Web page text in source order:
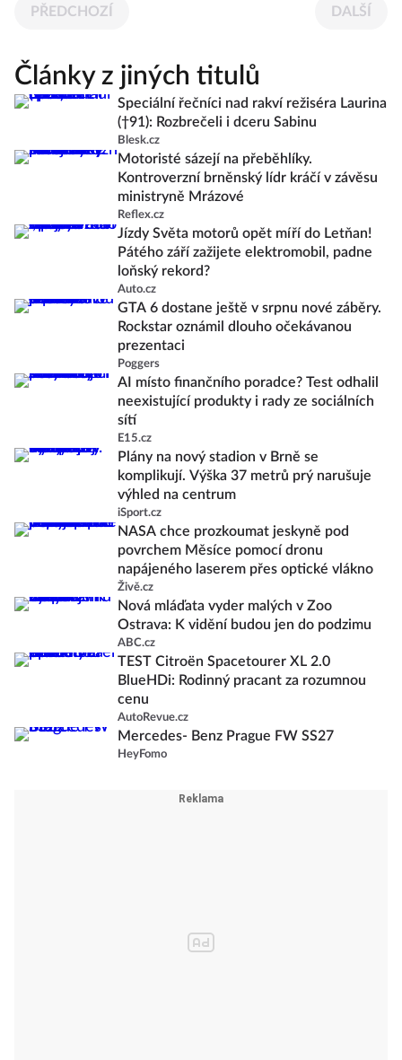
PŘEDCHOZÍ DALŠÍ
Články z jiných titulů
Speciální řečníci nad rakví režiséra Laurina
(†91): Rozbrečeli i dceru Sabinu
Blesk.cz
Motoristé sázejí na přeběhlíky.
Kontroverzní brněnský lídr kráčí v závěsu
ministryně Mrázové
Reflex.cz
Jízdy Světa motorů opět míří do Letňan!
Pátého září zažijete elektromobil, padne
loňský rekord?
Auto.cz
GTA 6 dostane ještě v srpnu nové záběry.
Rockstar oznámil dlouho očekávanou
prezentaci
Poggers
AI místo finančního poradce? Test odhalil
neexistující produkty i rady ze sociálních
sítí
E15.cz
Plány na nový stadion v Brně se
komplikují. Výška 37 metrů prý narušuje
výhled na centrum
iSport.cz
NASA chce prozkoumat jeskyně pod
povrchem Měsíce pomocí dronu
napájeného laserem přes optické vlákno
Živě.cz
Nová mláďata vyder malých v Zoo
Ostrava: K vidění budou jen do podzimu
ABC.cz
TEST Citroën Spacetourer XL 2.0
BlueHDi: Rodinný pracant za rozumnou
cenu
AutoRevue.cz
Mercedes- Benz Prague FW SS27
HeyFomo